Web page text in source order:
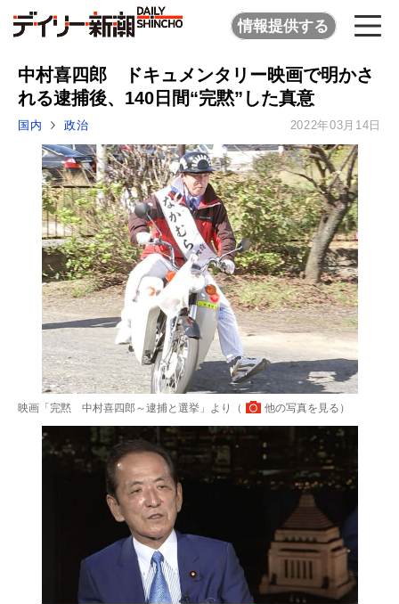
情報提供する
中村喜四郎 ドキュメンタリー映画で明かさ
れる逮捕後、140日間“完黙”した真意
国内 政治 2022年03月14日
映画「完黙 中村喜四郎～逮捕と選挙」より（ 他の写真を見る ）